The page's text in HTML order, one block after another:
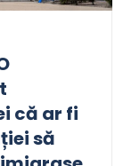
că ar fi
să